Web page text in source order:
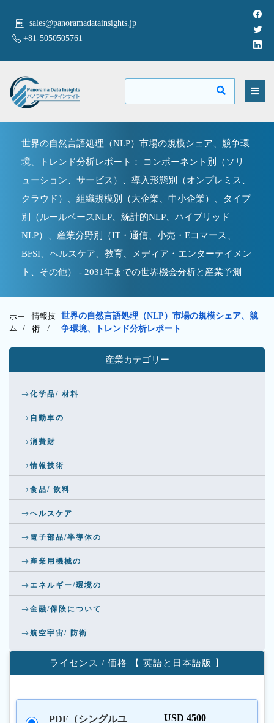
sales@panoramadatainsights.jp
+81-5050505761
世界の自然言語処理（NLP）市場の規模シェア、競争環
境、トレンド分析レポート： コンポーネント別（ソリ
ューション、サービス）、導入形態別（オンプレミス、
クラウド）、組織規模別（大企業、中小企業）、タイプ
別（ルールベースNLP、統計的NLP、ハイブリッド
NLP）、産業分野別（IT・通信、小売・Eコマース、
BFSI、ヘルスケア、教育、メディア・エンターテイメン
ト、その他） - 2031年までの世界機会分析と産業予測
ホー
ム /
情報技
術/
世界の自然言語処理（NLP）市場の規模シェア、競
争環境、トレンド分析レポート
産業カテゴリー
化学品/ 材料
自動車の
消費財
情報技術
食品/ 飲料
ヘルスケア
電子部品/半導体の
産業用機械の
エネルギー/環境の
金融/保険について
航空宇宙/ 防衛
ライセンス / 価格 【 英語と日本語版 】
PDF（シングルユ
USD 4500